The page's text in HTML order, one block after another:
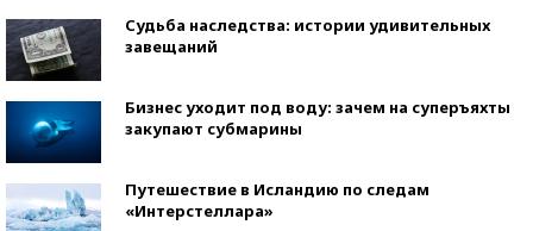
Судьба наследства: истории удивительных
завещаний
Бизнес уходит под воду: зачем на суперъяхты
закупают субмарины
Путешествие в Исландию по следам
«Интерстеллара»